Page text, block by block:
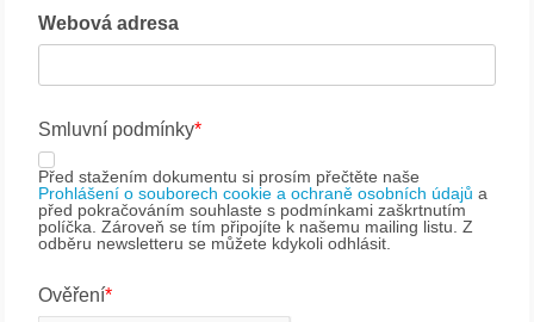
Webová adresa
Smluvní podmínky
Před stažením dokumentu si prosím přečtěte naše
Prohlášení o souborech cookie a ochraně osobních údajů a
před pokračováním souhlaste s podmínkami zaškrtnutím
políčka. Zároveň se tím připojíte k našemu mailing listu. Z
odběru newsletteru se můžete kdykoli odhlásit.
Ověření